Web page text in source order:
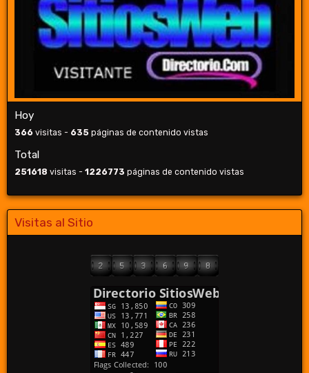
Hoy
366 visitas - 635 páginas de contenido vistas
Total
251618 visitas - 1226773 páginas de contenido vistas
Visitas al Sitio